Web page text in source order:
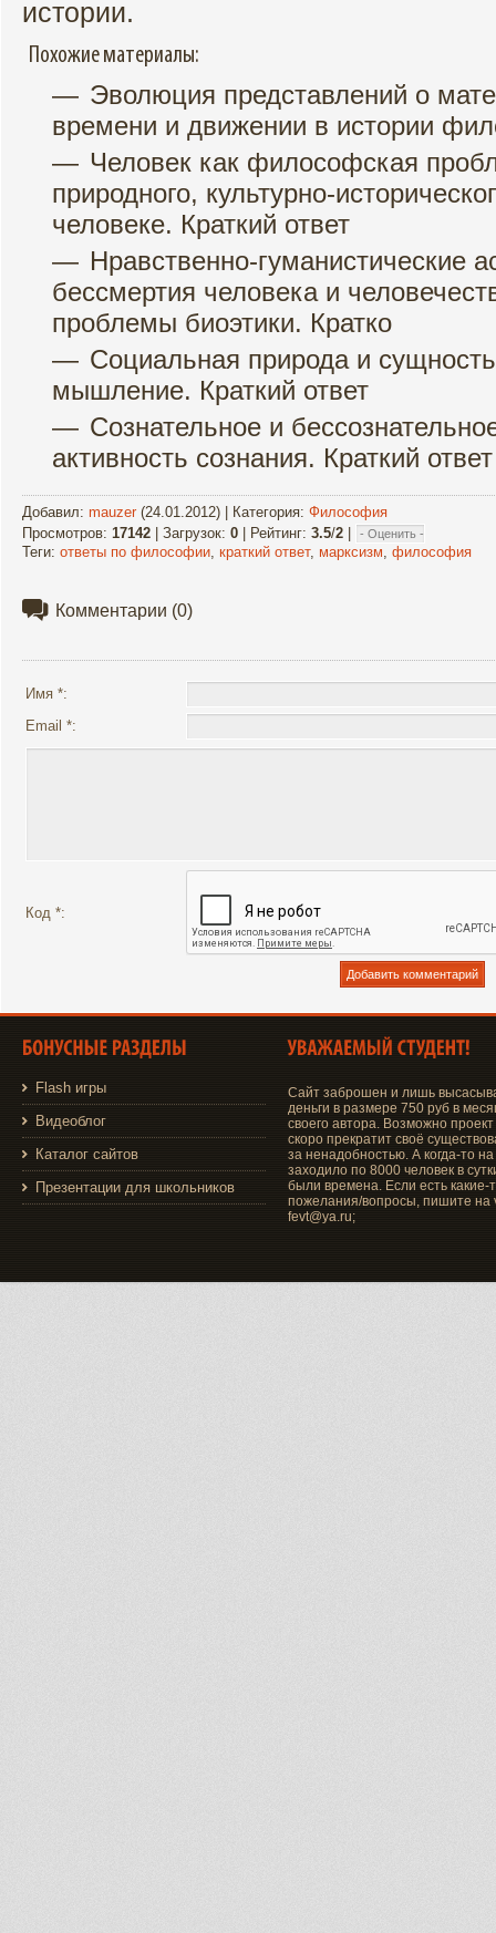
истории.
Похожие материалы:
Эволюция представлений о
времени и движении в истории
Человек как философская
природного, культурно-
человеке. Краткий ответ
Нравственно-гуманистические
бессмертия человека и
проблемы биоэтики. Кратко
Социальная природа и
мышление. Краткий ответ
Сознательное и
активность сознания. Краткий ответ
Добавил: mauzer (24.01.2012) | Категория: Философия
Просмотров: 17142 | Загрузок: 0 | Рейтинг: 3.5/2 |
Теги: ответы по философии краткий ответ, марксизм философия
Комментарии (0)
Имя *:
Email *:
Код *:
Flash игры
Видеоблог
Каталог сайтов
Презентации для школьников
Сайт заброшен и лишь
деньги в размере 750 руб в
своего автора. Возможно проект
скоро прекратит своё
за ненадобностью. А когда-то на
заходило по 8000 человек в
были времена. Если есть какие-
пожелания/вопросы, пишите на
fevt@ya.ru;